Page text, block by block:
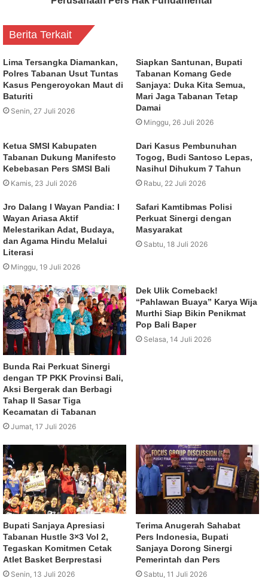
Berita Terkait
Lima Tersangka Diamankan,
Polres Tabanan Usut Tuntas
Kasus Pengeroyokan Maut di
Baturiti
Senin, 27 Juli 2026
Siapkan Santunan, Bupati
Tabanan Komang Gede
Sanjaya: Duka Kita Semua,
Mari Jaga Tabanan Tetap
Damai
Minggu, 26 Juli 2026
Ketua SMSI Kabupaten
Tabanan Dukung Manifesto
Kebebasan Pers SMSI Bali
Kamis, 23 Juli 2026
Dari Kasus Pembunuhan
Togog, Budi Santoso Lepas,
Nasihul Dihukum 7 Tahun
Rabu, 22 Juli 2026
Jro Dalang I Wayan Pandia: I
Wayan Ariasa Aktif
Melestarikan Adat, Budaya,
dan Agama Hindu Melalui
Literasi
Minggu, 19 Juli 2026
Safari Kamtibmas Polisi
Perkuat Sinergi dengan
Masyarakat
Sabtu, 18 Juli 2026
Bunda Rai Perkuat Sinergi
dengan TP PKK Provinsi Bali,
Aksi Bergerak dan Berbagi
Tahap II Sasar Tiga
Kecamatan di Tabanan
Jumat, 17 Juli 2026
Dek Ulik Comeback!
“Pahlawan Buaya” Karya Wija
Murthi Siap Bikin Penikmat
Pop Bali Baper
Selasa, 14 Juli 2026
Bupati Sanjaya Apresiasi
Tabanan Hustle 3×3 Vol 2,
Tegaskan Komitmen Cetak
Atlet Basket Berprestasi
Senin, 13 Juli 2026
Terima Anugerah Sahabat
Pers Indonesia, Bupati
Sanjaya Dorong Sinergi
Pemerintah dan Pers
Sabtu, 11 Juli 2026